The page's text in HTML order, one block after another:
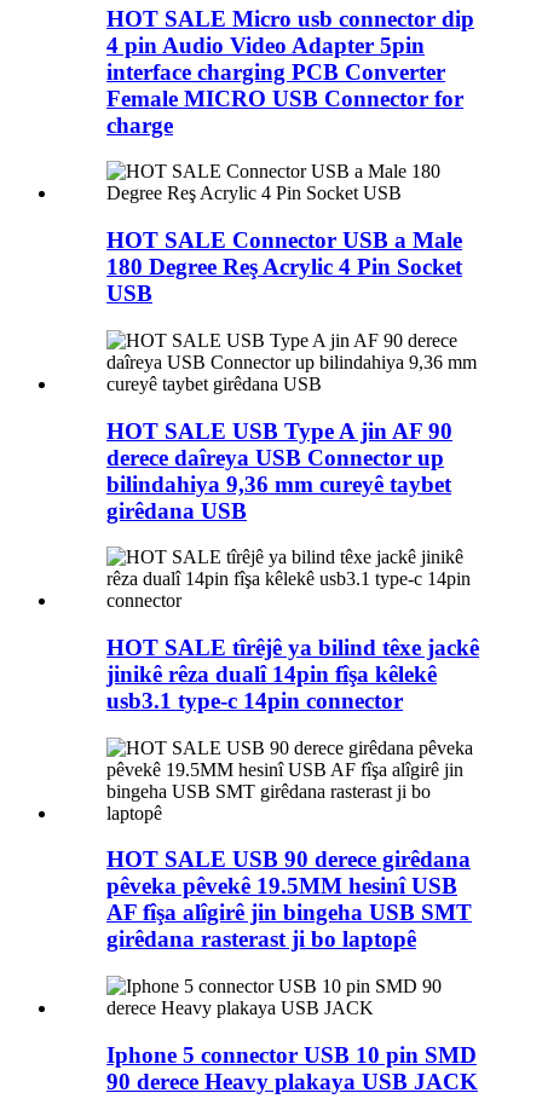
HOT SALE Micro usb connector dip
4 pin Audio Video Adapter 5pin
interface charging PCB Converter
Female MICRO USB Connector for
charge
HOT SALE Connector USB a Male
180 Degree Reş Acrylic 4 Pin Socket
USB
HOT SALE USB Type A jin AF 90
derece daîreya USB Connector up
bilindahiya 9,36 mm cureyê taybet
girêdana USB
HOT SALE tîrêjê ya bilind têxe jackê
jinikê rêza dualî 14pin fîşa kêlekê
usb3.1 type-c 14pin connector
HOT SALE USB 90 derece girêdana
pêveka pêvekê 19.5MM hesinî USB
AF fîşa alîgirê jin bingeha USB SMT
girêdana rasterast ji bo laptopê
Iphone 5 connector USB 10 pin SMD
90 derece Heavy plakaya USB JACK